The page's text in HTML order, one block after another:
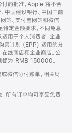
的批准，Apple 将不会
中国建设银行、中国工商
站、支付宝网站和微信
特定金额要求，不同免息
用于个人消费者。企业
买计划 (EPP) 适用的分
线商店和企业商店。公
额为 RMB 150000。
微信分付账单。相关财
所有订单均可享受免费